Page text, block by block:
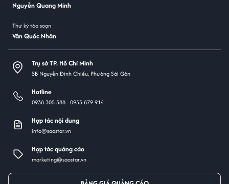
Nguyễn Quang Minh
Thư ký tòa soạn
Văn Quốc Nhân
Trụ sở TP. Hồ Chí Minh
5B Nguyễn Đình Chiểu, Phường Sài Gòn
Hotline
0938 305 588 -0933 879 914
Hợp tác nội dung
info@saostar.vn
Hợp tác quảng cáo
marketing@saostar.vn